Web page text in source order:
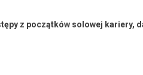
z początków solowej kariery,